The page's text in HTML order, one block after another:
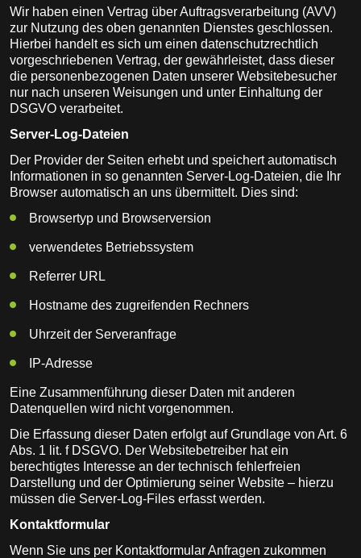
Wir haben einen Vertrag über Auftragsverarbeitung (AVV)
zur Nutzung des oben genannten Dienstes geschlossen.
Hierbei handelt es sich um einen datenschutzrechtlich
vorgeschriebenen Vertrag, der gewährleistet, dass dieser
die personenbezogenen Daten unserer Websitebesucher
nur nach unseren Weisungen und unter Einhaltung der
DSGVO verarbeitet.
Server-Log-Dateien
Der Provider der Seiten erhebt und speichert automatisch
Informationen in so genannten Server-Log-Dateien, die Ihr
Browser automatisch an uns übermittelt. Dies sind:
Browsertyp und Browserversion
verwendetes Betriebssystem
Referrer URL
Hostname des zugreifenden Rechners
Uhrzeit der Serveranfrage
IP-Adresse
Eine Zusammenführung dieser Daten mit anderen
Datenquellen wird nicht vorgenommen.
Die Erfassung dieser Daten erfolgt auf Grundlage von Art. 6
Abs. 1 lit. f DSGVO. Der Websitebetreiber hat ein
berechtigtes Interesse an der technisch fehlerfreien
Darstellung und der Optimierung seiner Website – hierzu
müssen die Server-Log-Files erfasst werden.
Kontaktformular
Wenn Sie uns per Kontaktformular Anfragen zukommen